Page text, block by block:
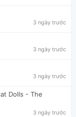
3 ngày trước
3 ngày trước
3 ngày trước
Dolls - The
3 ngày trước